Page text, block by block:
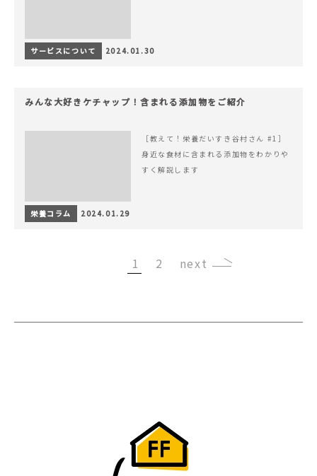
サービスについて 2024.01.30
みんな大好きケチャップ！含まれる添加物をご紹介
［教えて！栄養だいすき谷村さん #1］
身近な食材に含まれる添加物をわかりや
すく解説します
栄養コラム 2024.01.29
1 2 ›